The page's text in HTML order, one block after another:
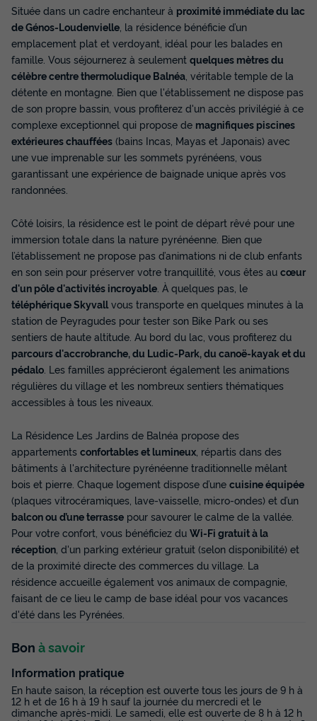
Située dans un cadre enchanteur à proximité immédiate du lac
de Génos-Loudenvielle , la résidence bénéficie d’un
emplacement plat et verdoyant, idéal pour les balades en
famille. Vous séjournerez à seulement quelques mètres du
célèbre centre thermoludique Balnéa , véritable temple de la
détente en montagne. Bien que l'établissement ne dispose pas
de son propre bassin, vous profiterez d'un accès privilégié à ce
complexe exceptionnel qui propose de magnifiques piscines
extérieures chauffées (bains Incas, Mayas et Japonais) avec
une vue imprenable sur les sommets pyrénéens, vous
garantissant une expérience de baignade unique après vos
randonnées.
Côté loisirs, la résidence est le point de départ rêvé pour une
immersion totale dans la nature pyrénéenne. Bien que
l’établissement ne propose pas d’animations ni de club enfants
en son sein pour préserver votre tranquillité, vous êtes au cœur
d'un pôle d'activités incroyable . À quelques pas, le
téléphérique Skyvall vous transporte en quelques minutes à la
station de Peyragudes pour tester son Bike Park ou ses
sentiers de haute altitude. Au bord du lac, vous profiterez du
parcours d'accrobranche, du Ludic-Park, du canoë-kayak et du
pédalo . Les familles apprécieront également les animations
régulières du village et les nombreux sentiers thématiques
accessibles à tous les niveaux.
La Résidence Les Jardins de Balnéa propose des
appartements confortables et lumineux , répartis dans des
bâtiments à l'architecture pyrénéenne traditionnelle mêlant
bois et pierre. Chaque logement dispose d’une cuisine équipée
(plaques vitrocéramiques, lave-vaisselle, micro-ondes) et d’un
balcon ou d’une terrasse pour savourer le calme de la vallée.
Pour votre confort, vous bénéficiez du Wi-Fi gratuit à la
réception , d'un parking extérieur gratuit (selon disponibilité) et
de la proximité directe des commerces du village. La
résidence accueille également vos animaux de compagnie,
faisant de ce lieu le camp de base idéal pour vos vacances
d'été dans les Pyrénées.
Bon à savoir
Information pratique
En haute saison, la réception est ouverte tous les jours de 9 h à
12 h et de 16 h à 19 h sauf la journée du mercredi et le
dimanche après-midi. Le samedi, elle est ouverte de 8 h à 12 h